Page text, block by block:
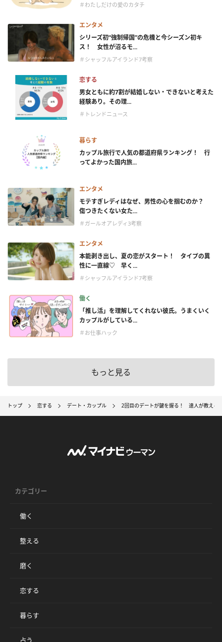
＃わたしだけの愛のカタチ
エンタメ
シリーズ初“強制帰国”の危機と今シーズン初キ
ス！ 女性が沼るモ...
＃シャッフルアイランド7考察
恋する
男女ともに約7割が結婚しない・できないと考えた
経験あり。その理...
＃トレンドニュース
暮らす
カップル旅行で人気の都道府県ランキング！ 行
ってよかった国内旅...
エンタメ
モテすぎレディはなぜ、男性の心を掴むのか？
傷つきたくない女た...
＃ガールオアレディ3考察
エンタメ
本能剥き出し、夏の恋がスタート！ タイプの異
性に一直線♡ 早く...
＃シャッフルアイランド7考察
働く
「推し活」を理解してくれない彼氏。うまくいく
カップルがしている...
＃お仕事ハック
もっと見る
トップ 恋する デート・カップル 2回目のデートが鍵を握る！ 達人が教える
カテゴリー
働く
整える
磨く
恋する
暮らす
占う